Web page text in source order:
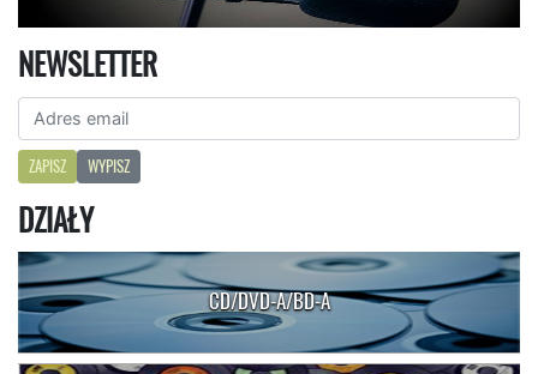
NEWSLETTER
ZAPISZ WYPISZ
DZIAŁY
CD/DVD-A/BD-A